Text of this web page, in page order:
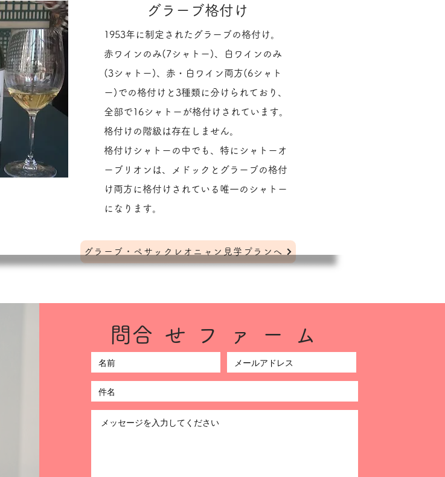
グラーブ格付け
1953年に制定されたグラーブの格付け。
赤ワインのみ(7シャトー)、白ワインのみ
(3シャトー)、赤・白ワイン両方(6シャト
ー)での格付けと3種類に分けられており、
全部で16シャトーが格付けされています。
格付けの階級は存在しません。
​格付けシャトーの中でも、特にシャトーオ
ーブリオンは、メドックとグラーブの格付
け両方に格付けされている唯一のシャトー
になります。
グラーブ・ペサックレオニャン見学プランへ
​問合せファーム